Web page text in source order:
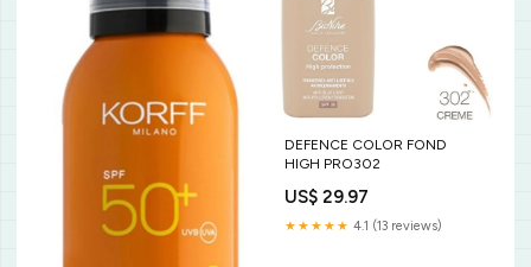
DEFENCE COLOR FOND
HIGH PRO302
US$ 29.97
★★★★★ 4.1 (13 reviews)